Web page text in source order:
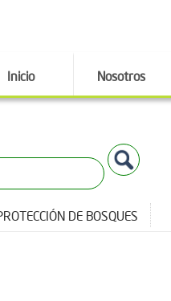
Inicio Nosotros
DE BOSQUES